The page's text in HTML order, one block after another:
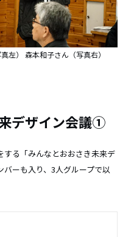
左） 森本和子さん（写真右）
デザイン会議①
する「みんなとおおさき未来デ
ーも入り、3人グループで以